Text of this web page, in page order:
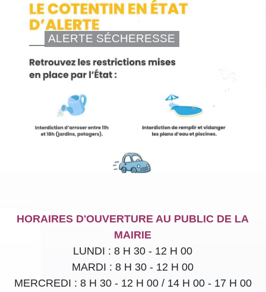
ALERTE SÉCHERESSE
HORAIRES D'OUVERTURE AU PUBLIC DE LA
MAIRIE
LUNDI : 8 H 30 - 12 H 00
MARDI : 8 H 30 - 12 H 00
MERCREDI : 8 H 30 - 12 H 00 / 14 H 00 - 17 H 00